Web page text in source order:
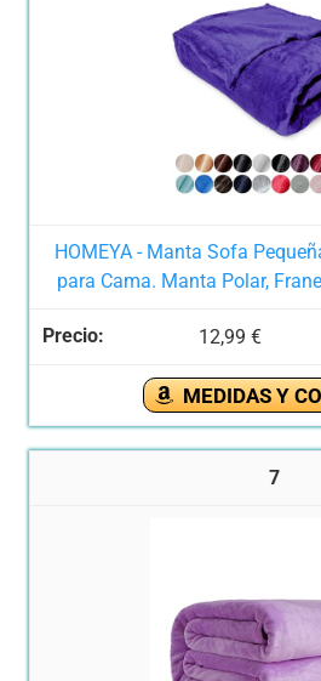
HOMEYA - Manta Sofa
para Cama. Manta Polar,
12,99 €
MEDIDAS Y
7